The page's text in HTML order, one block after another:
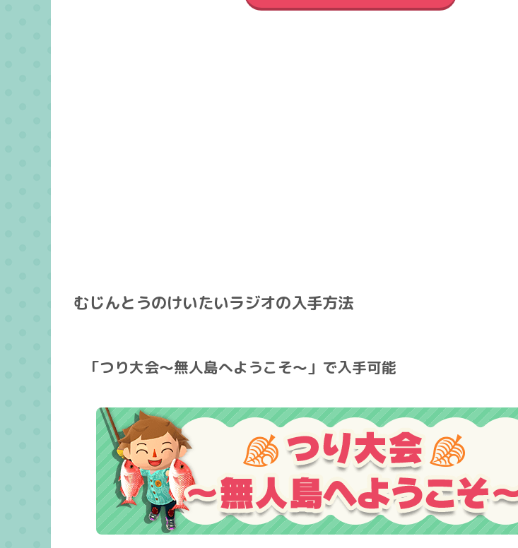
むじんとうのけいたいラジオの入手方法
「つり大会～無人島へようこそ～」で入手可能